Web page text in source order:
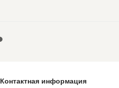
Контактная информация